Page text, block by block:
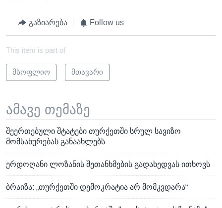
გაზიარება Follow us
This item is part of
მსოფლიო მთავარი
ამავე თემაზე
შეერთებული შტატები თურქეთში სრულ სავიზო
მომსახურებას განაახლებს
ერდოღანი ლოზანის შეთანხმების გადახედვას ითხოვს
ბრაიზა: „თურქეთში დემოკრატია არ მომკვდარა“